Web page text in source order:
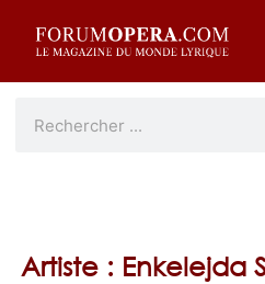
Artiste : Enkelejda